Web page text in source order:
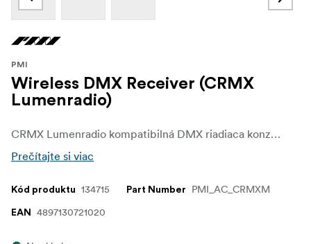
PMI
Wireless DMX Receiver (CRMX
Lumenradio)
CRMX Lumenradio kompatibilná DMX riadiaca konzola
Prečítajte si viac
Kód produktu 134715 Part Number PMI_AC_CRMXM
EAN 4897130721020